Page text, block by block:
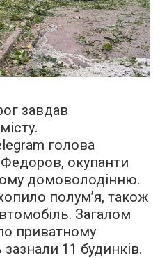
завдав
голова
Федоров, окупанти
домоволодінню.
полум’я, також
Загалом
приватному
11 будинків.